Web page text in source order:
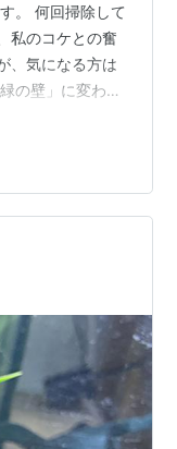
。 何回掃除して
私のコケとの奮
、気になる方は
の壁」に変わる
な戦い 4. 第二
間違い！ 5. 第
と誤算 6. 冬のメ
末、たどり着い
Natu…